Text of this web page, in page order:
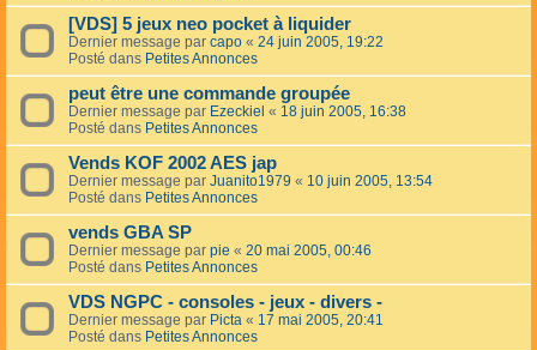
[VDS] 5 jeux neo pocket à liquider
Dernier message par capo « 24 juin 2005, 19:22
Posté dans Petites Annonces
peut être une commande groupée
Dernier message par Ezeckiel « 18 juin 2005, 16:38
Posté dans Petites Annonces
Vends KOF 2002 AES jap
Dernier message par Juanito1979 « 10 juin 2005, 13:54
Posté dans Petites Annonces
vends GBA SP
Dernier message par pie « 20 mai 2005, 00:46
Posté dans Petites Annonces
VDS NGPC - consoles - jeux - divers -
Dernier message par Picta « 17 mai 2005, 20:41
Posté dans Petites Annonces